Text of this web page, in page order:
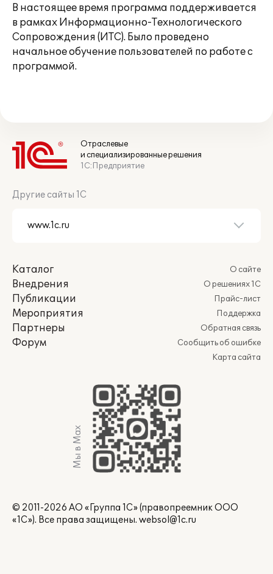
В настоящее время программа поддерживается
в рамках Информационно-Технологического
Сопровождения (ИТС). Было проведено
начальное обучение пользователей по работе с
программой.
Отраслевые
и специализированные решения
1С:Предприятие
Другие сайты 1С
Каталог
Внедрения
Публикации
Мероприятия
Партнеры
Форум
О сайте
О решениях 1С
Прайс-лист
Поддержка
Обратная связь
Сообщить об ошибке
Карта сайта
Мы в Max
© 2011-2026 АО «Группа 1С» (правопреемник ООО
«1С»). Все права защищены. websol@1c.ru